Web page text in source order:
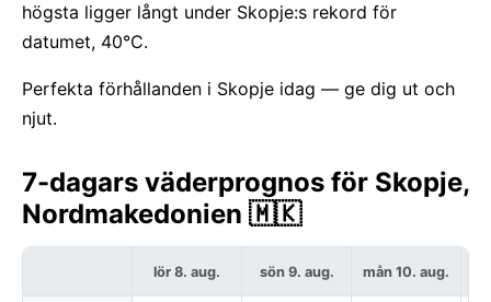
högsta ligger långt under Skopje:s rekord för
datumet, 40°C.
Perfekta förhållanden i Skopje idag — ge dig ut och
njut.
7-dagars väderprognos för Skopje,
Nordmakedonien 🇲🇰
lör 8. aug. sön 9. aug. mån 10. aug.